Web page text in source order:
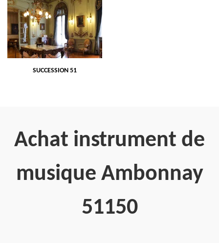
SUCCESSION 51
Achat instrument de
musique Ambonnay
51150